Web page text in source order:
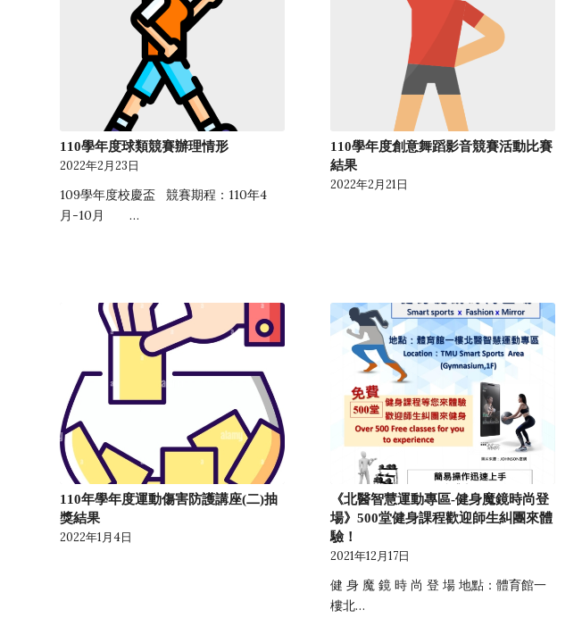
110學年度球類競賽辦理情形
2022年2月23日
109學年度校慶盃 競賽期程：110年4
月-10月 …
110學年度創意舞蹈影音競賽活動比賽
結果
2022年2月21日
110年學年度運動傷害防護講座(二)抽
獎結果
2022年1月4日
《北醫智慧運動專區-健身魔鏡時尚登
場》500堂健身課程歡迎師生糾團來體
驗！
2021年12月17日
健 身 魔 鏡 時 尚 登 場 地點：體育館一
樓北…